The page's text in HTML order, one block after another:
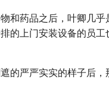
和药品之后，叶卿几乎
的上门安装设备的员工
的严严实实的样子后，